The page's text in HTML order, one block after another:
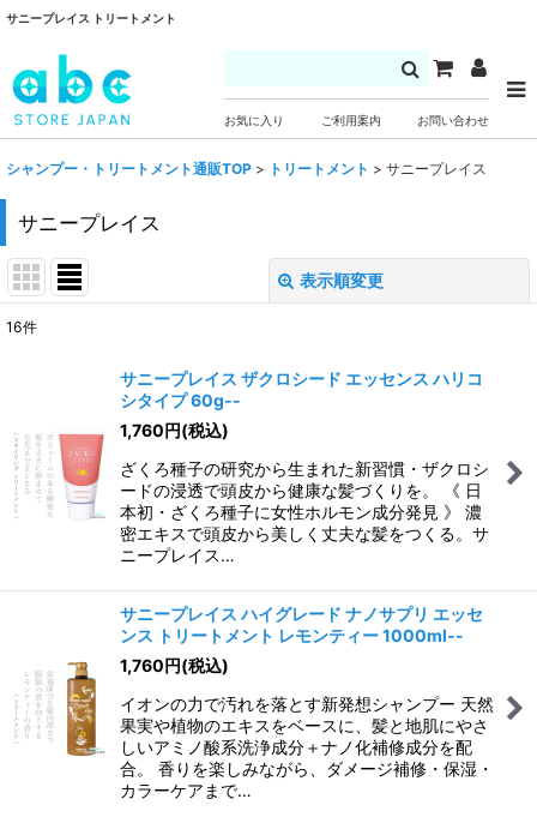
サニープレイス トリートメント
お気に入り ご利用案内 お問い合わせ
シャンプー・トリートメント通販TOP > トリートメント > サニープレイス
サニープレイス
表示順変更
絞り込む
16件
サニープレイス ザクロシード エッセンス ハリコ
シタイプ 60g--
1,760円(税込)
ざくろ種子の研究から生まれた新習慣・ザクロシ
ードの浸透で頭皮から健康な髪づくりを。 《 日
本初・ざくろ種子に女性ホルモン成分発見 》 濃
密エキスで頭皮から美しく丈夫な髪をつくる。サ
ニープレイス…
サニープレイス ハイグレード ナノサプリ エッセ
ンス トリートメント レモンティー 1000ml--
1,760円(税込)
イオンの力で汚れを落とす新発想シャンプー 天然
果実や植物のエキスをベースに、髪と地肌にやさ
しいアミノ酸系洗浄成分＋ナノ化補修成分を配
合。 香りを楽しみながら、ダメージ補修・保湿・
カラーケアまで…